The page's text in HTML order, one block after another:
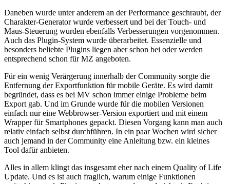
Daneben wurde unter anderem an der Performance geschraubt, der
Charakter-Generator wurde verbessert und bei der Touch- und
Maus-Steuerung wurden ebenfalls Verbesserungen vorgenommen.
Auch das Plugin-System wurde überarbeitet. Essenzielle und
besonders beliebte Plugins liegen aber schon bei oder werden
entsprechend schon für MZ angeboten.
Für ein wenig Verärgerung innerhalb der Community sorgte die
Entfernung der Exportfunktion für mobile Geräte. Es wird damit
begründet, dass es bei MV schon immer einige Probleme beim
Export gab. Und im Grunde wurde für die mobilen Versionen
einfach nur eine Webbrowser-Version exportiert und mit einem
Wrapper für Smartphones gepackt. Diesen Vorgang kann man auch
relativ einfach selbst durchführen. In ein paar Wochen wird sicher
auch jemand in der Community eine Anleitung bzw. ein kleines
Tool dafür anbieten.
Alles in allem klingt das insgesamt eher nach einem Quality of Life
Update. Und es ist auch fraglich, warum einige Funktionen